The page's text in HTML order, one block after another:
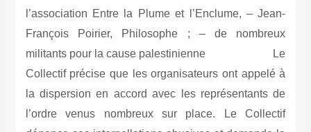
l’association Entre la Plume et l’Enclume, – Jean-
François Poirier, Philosophe ; – de nombreux
militants pour la cause palestinienne Le
Collectif précise que les organisateurs ont appelé à
la dispersion en accord avec les représentants de
l’ordre venus nombreux sur place. Le Collectif